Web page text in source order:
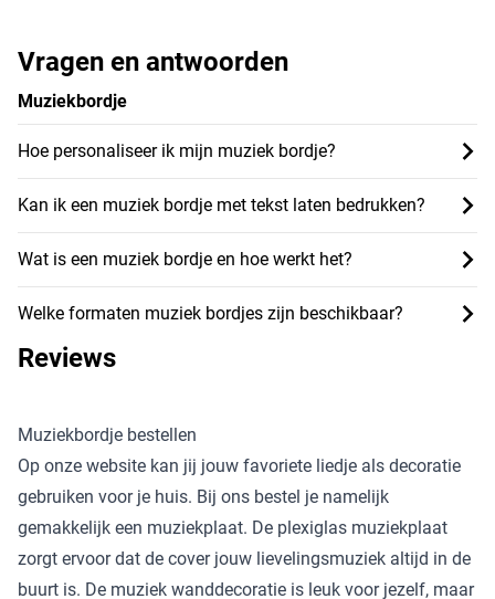
Vragen en antwoorden
Muziekbordje
Hoe personaliseer ik mijn muziek bordje?
Kan ik een muziek bordje met tekst laten bedrukken?
Wat is een muziek bordje en hoe werkt het?
Welke formaten muziek bordjes zijn beschikbaar?
Reviews
Muziekbordje bestellen
Op onze website kan jij jouw favoriete liedje als decoratie
gebruiken voor je huis. Bij ons bestel je namelijk
gemakkelijk een muziekplaat. De plexiglas muziekplaat
zorgt ervoor dat de cover jouw lievelingsmuziek altijd in de
buurt is. De muziek wanddecoratie is leuk voor jezelf, maar